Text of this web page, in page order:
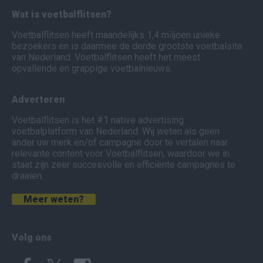
Wat is voetbalflitsen?
Voetbalflitsen heeft maandelijks 1,4 miljoen unieke
bezoekers en is daarmee de derde grootste voetbalsite
van Nederland. Voetbalflitsen heeft het meest
opvallende en grappige voetbalnieuws.
Adverteren
Voetbalflitsen is het #1 native advertising
voetbalplatform van Nederland. Wij weten als geen
ander uw merk en/of campagne door te vertalen naar
relevante content voor Voetbalflitsen, waardoor we in
staat zijn zeer succesvolle en efficiënte campagnes te
draaien.
Meer weten?
Volg ons